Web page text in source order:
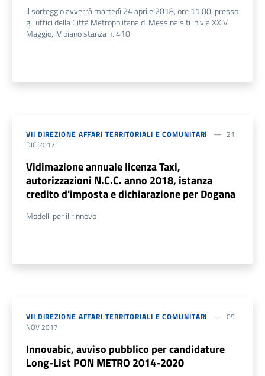
Il sorteggio avverrà martedì 24 aprile 2018, ore 11.00, presso
gli uffici della Città Metropolitana di Messina siti in via XXIV
Maggio, IV piano stanza n. 410
VII DIREZIONE AFFARI TERRITORIALI E COMUNITARI
21
DIC 2017
Vidimazione annuale licenza Taxi,
autorizzazioni N.C.C. anno 2018, istanza
credito d'imposta e dichiarazione per Dogana
Modelli per il rinnovo
VII DIREZIONE AFFARI TERRITORIALI E COMUNITARI
09
NOV 2017
Innovabic, avviso pubblico per candidature
Long-List PON METRO 2014-2020